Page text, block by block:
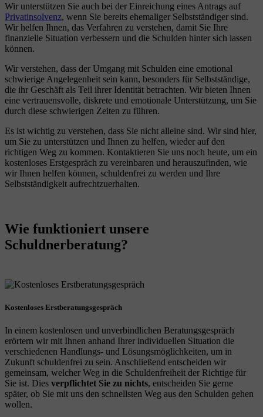
Wir unterstützen Sie auch bei der Einreichung eines Antrags auf
Privatinsolvenz, wenn Sie bereits ehemaliger Selbstständiger sind.
Wir helfen Ihnen, das Verfahren zu verstehen, damit Sie Ihre
finanzielle Situation verbessern und die Schulden hinter sich lassen
können.
Wir verstehen, dass der Umgang mit Schulden eine emotional
schwierige Angelegenheit sein kann, besonders für Selbstständige,
die ihr Geschäft als Teil ihrer Identität betrachten. Wir bieten Ihnen
eine vertrauensvolle, diskrete und emotionale Unterstützung, um Sie
durch diese schwierigen Zeiten zu führen.
Es ist wichtig zu verstehen, dass Sie nicht alleine sind. Wir sind hier,
um Sie zu unterstützen und Ihnen zu helfen, wieder auf den
richtigen Weg zu kommen. Kontaktieren Sie uns noch heute, um ein
kostenloses Erstgespräch zu vereinbaren und herauszufinden, wie
wir Ihnen helfen können, schuldenfrei zu werden und Ihre
Selbstständigkeit aufrechtzuerhalten.
Wie funktioniert unsere
Schuldnerberatung?
Kostenloses Erstberatungsgespräch
In einem kostenlosen und unverbindlichen Beratungsgespräch
erörtern wir mit Ihnen anhand Ihrer individuellen Situation die
verschiedenen Handlungs- und Lösungsmöglichkeiten, um in
Zukunft schuldenfrei zu sein. Anschließend entscheiden wir
gemeinsam, welcher Weg in die Schuldenfreiheit der Richtige für
Sie ist. Dies verpflichtet Sie zu nichts, entscheiden Sie gerne
später, ob Sie mit uns den schnellsten Weg aus den Schulden gehen
wollen.